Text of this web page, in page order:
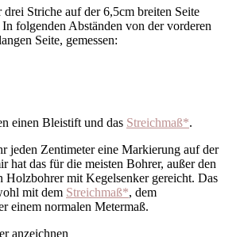
drei Striche auf der 6,5cm breiten Seite
folgenden Abständen von der vorderen
Seite, gemessen:
einen Bleistift und das Streichmaß*.
jeden Zentimeter eine Markierung auf der
hat das für die meisten Bohrer, außer den
Holzbohrer mit Kegelsenker gereicht. Das
mit dem Streichmaß*, dem
einem normalen Metermaß.